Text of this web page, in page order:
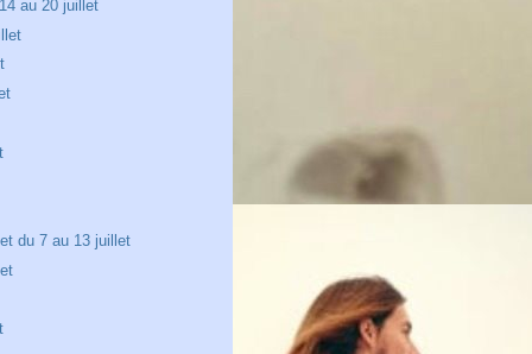
au 20 juillet
du 7 au 13 juillet